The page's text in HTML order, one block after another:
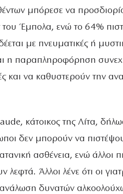
μπόρεσε να
Έμπολα, ενώ το 64%
με πνευματικές ή
η παραπληροφόρηση
και να καθυστερούν την
κάτοικος της Λίτα,
δεν μπορούν να
ασθένεια, ενώ άλλοι
λεφτά. Άλλοι λένε ότι οι
δυνατών